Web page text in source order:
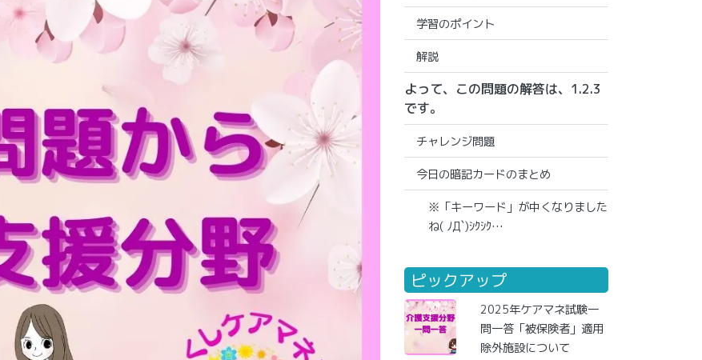
学習のポイント
解説
よって、この問題の解答は、1.2.3
です。
チャレンジ問題
今日の暗記カードのまとめ
※「キーワード」が中くなりました
ね( ﾉД`)ｼｸｼｸ…
ピックアップ
2025年ケアマネ試験一
問一答「被保険者」適用
除外施設について